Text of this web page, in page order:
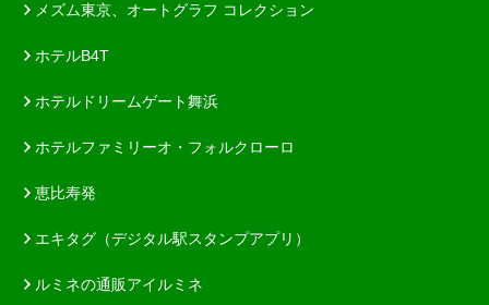
メズム東京、オートグラフ コレクション
ホテルB4T
ホテルドリームゲート舞浜
ホテルファミリーオ・フォルクローロ
恵比寿発
エキタグ（デジタル駅スタンプアプリ）
ルミネの通販アイルミネ